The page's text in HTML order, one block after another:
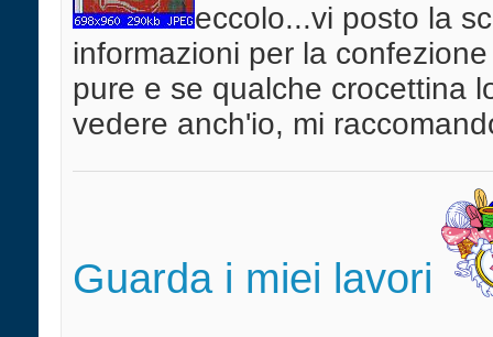
eccolo...vi posto la
informazioni per la
pure e se qualche crocettina
vedere anch'io, mi
Guarda i miei lavori